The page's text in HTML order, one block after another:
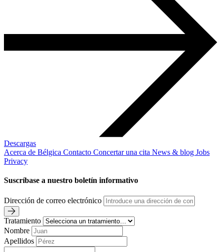
Descargas
Acerca de Bélgica Contacto Concertar una cita News & blog Jobs
Privacy
Suscríbase a nuestro boletín informativo
Dirección de correo electrónico
Tratamiento
Nombre
Apellidos